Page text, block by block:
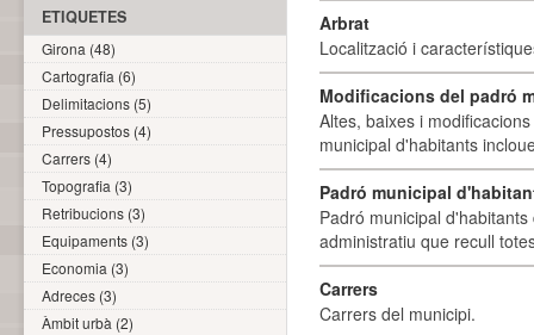
Arbrat
Localització i
Modificacions del padró
Altes, baixes i
municipal d'habitants
Padró municipal
Padró municipal
administratiu que recull
Carrers
Carrers del municipi.
ETIQUETES
Girona (48)
Cartografia (6)
Delimitacions (5)
Pressupostos (4)
Carrers (4)
Topografia (3)
Retribucions (3)
Equipaments (3)
Economia (3)
Adreces (3)
Àmbit urbà (2)